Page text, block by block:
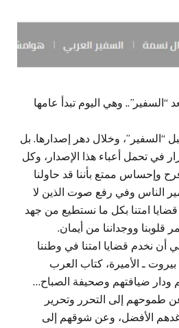
“السفير”.. وهي اليوم تبدأ عامها
“السفير”، وخلال دهر إصدارها. بل
في تحمل أعباء هذا الإصدار، وكل
وإحساس ممتع بأننا قد حاولنا
الناس وفي رفع صوت الذين لا
امتنا بكل ما نستطيع من جهد
قلوبنا ووجداننا من أيمان.
في أن نخدم قضايا امتنا في وطننا
بيروت ـ الأميرة، كتاب العرب
ودار ضيافتهم وصحيفة الصباح…
طموحهم إلى التحرر وتحرير
غدهم الأفضل، وعن شوقهم إلى